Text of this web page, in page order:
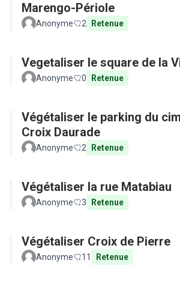
Marengo-Périole
Anonyme 2 Retenue
Vegetaliser le square de la
Anonyme 0 Retenue
Végétaliser le parking du
Croix Daurade
Anonyme 2 Retenue
Végétaliser la rue Matabiau
Anonyme 3 Retenue
Végétaliser Croix de Pierre
Anonyme 11 Retenue